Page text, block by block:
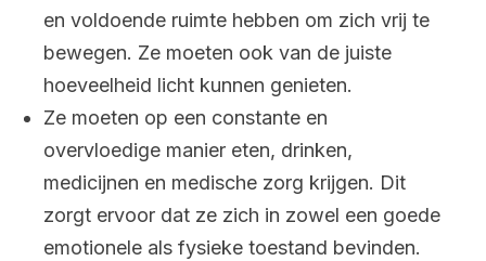
en voldoende ruimte hebben om zich vrij te
bewegen. Ze moeten ook van de juiste
hoeveelheid licht kunnen genieten.
Ze moeten op een constante en
overvloedige manier eten, drinken,
medicijnen en medische zorg krijgen. Dit
zorgt ervoor dat ze zich in zowel een goede
emotionele als fysieke toestand bevinden.